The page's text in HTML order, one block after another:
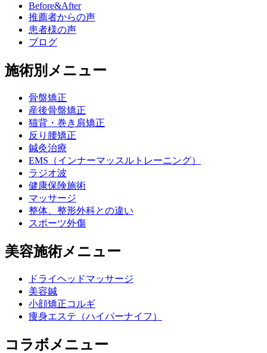
Before&After
推薦者からの声
患者様の声
ブログ
施術別メニュー
骨盤矯正
産後骨盤矯正
猫背・巻き肩矯正
反り腰矯正
鍼灸治療
EMS（インナーマッスルトレーニング）
ラジオ波
健康保険施術
マッサージ
整体、整形外科との違い
スポーツ外傷
美容施術メニュー
ドライヘッドマッサージ
美容鍼
小顔矯正コルギ
痩身エステ（ハイパーナイフ）
コラボメニュー